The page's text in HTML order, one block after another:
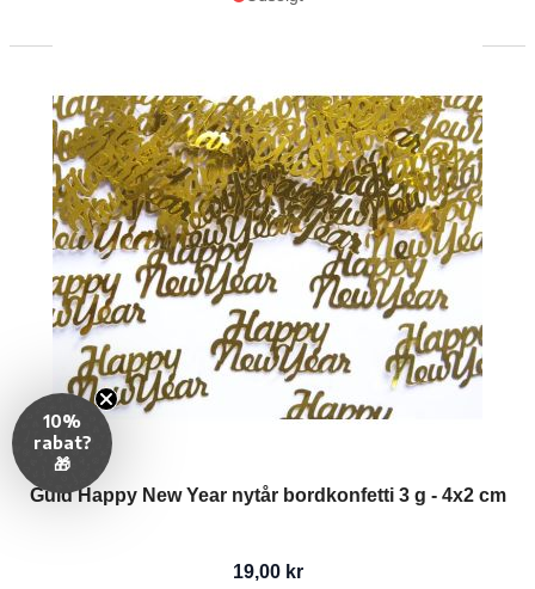
Guld Happy New Year nytår bordkonfetti 3 g - 4x2 cm
19,00 kr
10%
rabat?
🎁